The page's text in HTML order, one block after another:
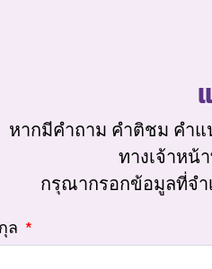
หากมีคำถาม คำติชม คำ
ทางเจ้าหน้
กรุณากรอกข้อมูลที่จำ
ล